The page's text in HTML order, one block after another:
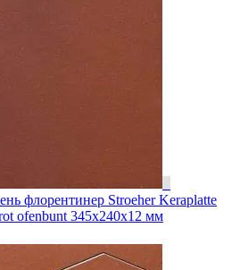
флорентинер Stroeher Keraplatte
ofenbunt 345х240х12 мм